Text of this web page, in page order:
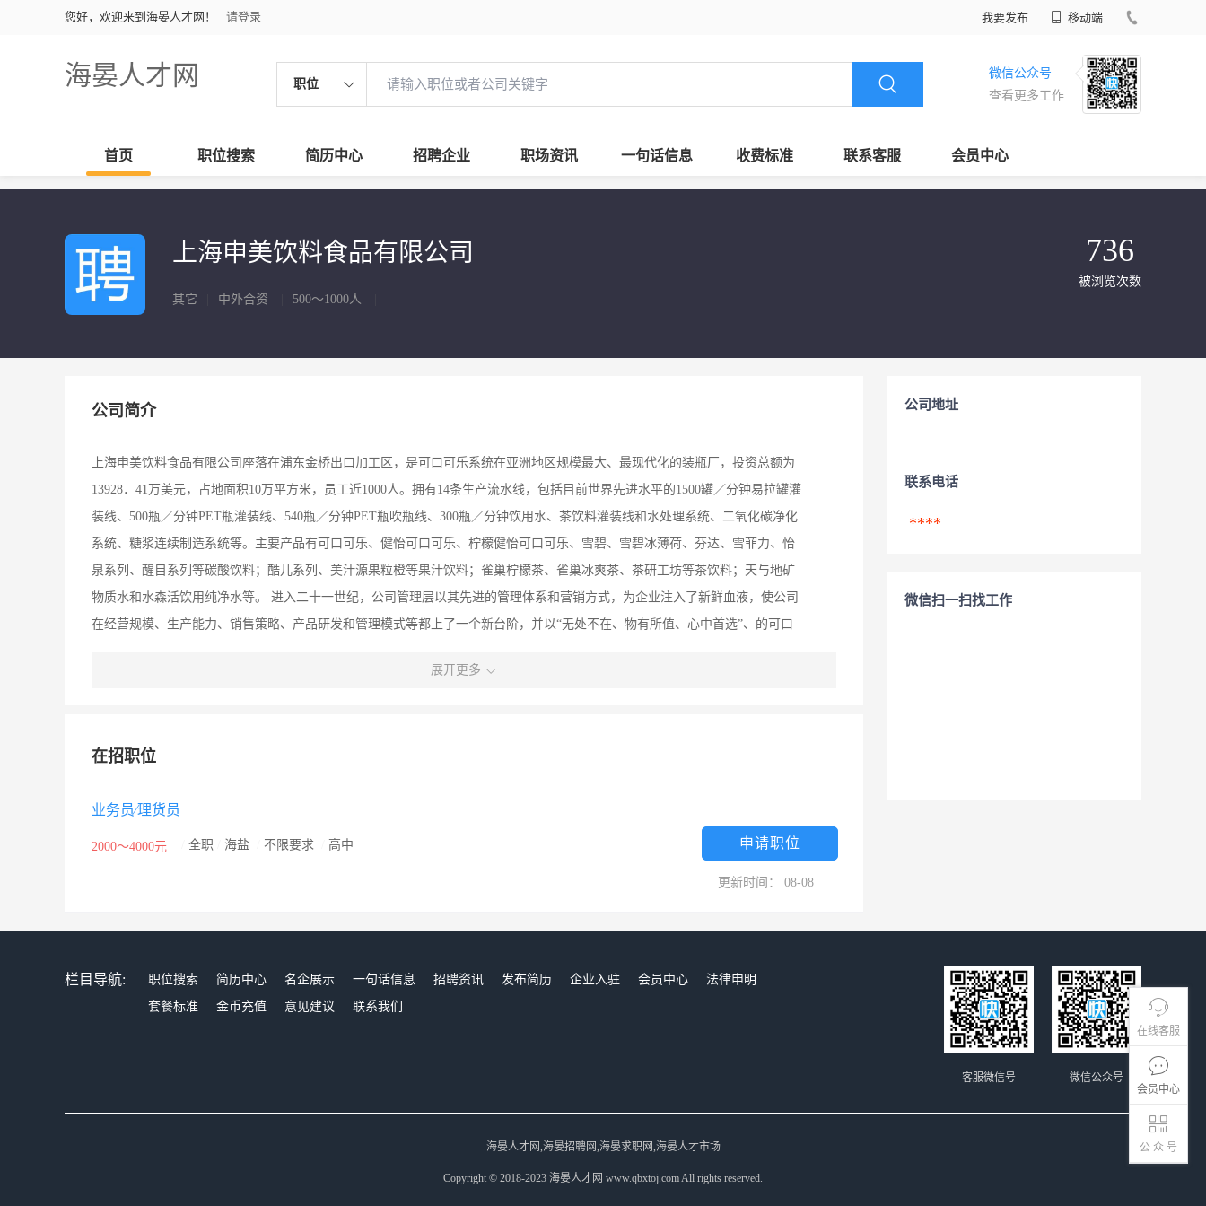
您好，欢迎来到海晏人才网！ 请登录 我要发布 移动端
海晏人才网 职位
微信公众号
查看更多工作
首页 职位搜索 简历中心 招聘企业 职场资讯 一句话信息 收费标准 联系客服 会员中心
在线客服
会员中心
公 众 号
上海申美饮料食品有限公司
其它 中外合资 500～1000人
736
被浏览次数
公司简介
上海申美饮料食品有限公司座落在浦东金桥出口加工区，是可口可乐系统在亚洲地区规模最大、最现代化的装瓶厂，投资总额为
13928．41万美元，占地面积10万平方米，员工近1000人。拥有14条生产流水线，包括目前世界先进水平的1500罐／分钟易拉罐灌
装线、500瓶／分钟PET瓶灌装线、540瓶／分钟PET瓶吹瓶线、300瓶／分钟饮用水、茶饮料灌装线和水处理系统、二氧化碳净化
系统、糖浆连续制造系统等。主要产品有可口可乐、健怡可口可乐、柠檬健怡可口可乐、雪碧、雪碧冰薄荷、芬达、雪菲力、怡
泉系列、醒目系列等碳酸饮料；酷儿系列、美汁源果粒橙等果汁饮料；雀巢柠檬茶、雀巢冰爽茶、茶研工坊等茶饮料；天与地矿
物质水和水森活饮用纯净水等。 进入二十一世纪，公司管理层以其先进的管理体系和营销方式，为企业注入了新鲜血液，使公司
在经营规模、生产能力、销售策略、产品研发和管理模式等都上了一个新台阶，并以“无处不在、物有所值、心中首选”、的可口
数的百分比增长。公司采用可口可乐全球统一的生产技术和工艺，配以先进的主控制器、具有人机对话界面的PLC控制系统装
性，为高品质的产品提供了有力的保证。公司十分注重环保，始终遵循可口可乐公司的环境原则：贯彻承诺、追求卓越；遵规守
管理人员的观念更新、管理方法、沟通技巧及部门的团队建设、工作效率和协作精神起到积极的推动作用。 “取之于社会，用之
于社会”是公司一贯的经营信条，不仅在教科文卫、社会慈善等公益事业上积极支持，踊跃参与，而且在贵州援建了二座希望小
共事者都能获益共富；员工能从别人忽略之处看到机会，不断为世界上最强品牌灌装新的生命力。在申美，我们一直坚信我们的
业务发展应使我们的社区受益。我们力争在社会大家庭中做一个好邻居和恪守职责的好公民。
展开更多
在招职位
业务员∕理货员
2000～4000元 全职 海盐 不限要求 高中 申请职位
更新时间： 08-08
公司地址
联系电话
****
微信扫一扫找工作
栏目导航: 职位搜索 简历中心 名企展示 一句话信息 招聘资讯 发布简历 企业入驻 会员中心
法律申明
套餐标准
金币充值 意见建议 联系我们
微信公众号
客服微信号
海晏人才网,海晏招聘网,海晏求职网,海晏人才市场
Copyright © 2018-2023 海晏人才网 www.qbxtoj.com All rights reserved.